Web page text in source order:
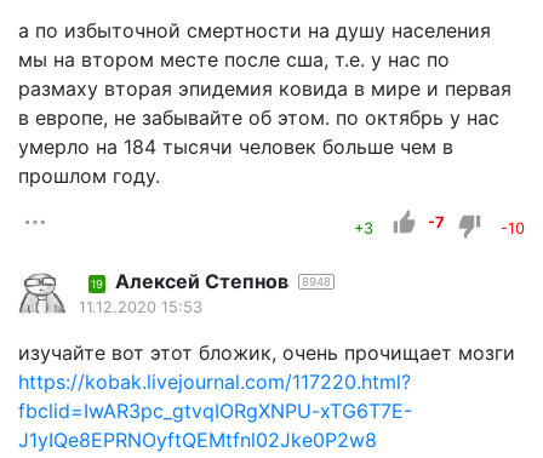
а по избыточной смертности на душу населения
мы на втором месте после сша, т.е. у нас по
размаху вторая эпидемия ковида в мире и первая
в европе, не забывайте об этом. по октябрь у нас
умерло на 184 тысячи человек больше чем в
прошлом году.
+3 -7 -10
19 Алексей Степнов 8948
11.12.2020 15:53
изучайте вот этот бложик, очень прочищает мозги
https://kobak.livejournal.com/117220.html?
fbclid=IwAR3pc_gtvqIORgXNPU-xTG6T7E-
J1yIQe8EPRNOyftQEMtfnl02Jke0P2w8